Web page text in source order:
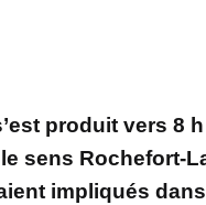
produit vers 8
sens Rochefort-
impliqués